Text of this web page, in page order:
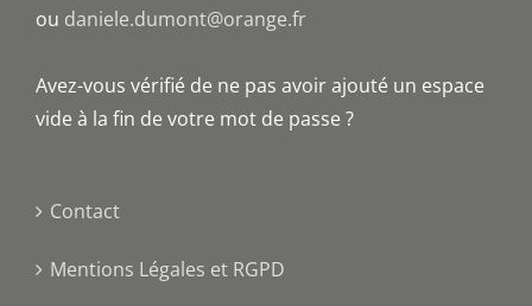
ou daniele.dumont@orange.fr
Avez-vous vérifié de ne pas avoir ajouté un espace
vide à la fin de votre mot de passe ?
Contact
Mentions Légales et RGPD